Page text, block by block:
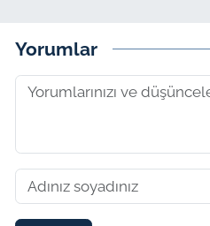
Yorumlar